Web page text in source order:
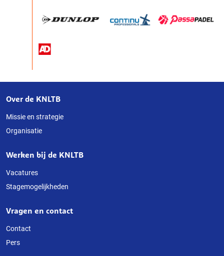
Over
deze
website
Over de KNLTB
Missie en strategie
Organisatie
Werken bij de KNLTB
Vacatures
Stagemogelijkheden
Vragen en contact
Contact
Pers